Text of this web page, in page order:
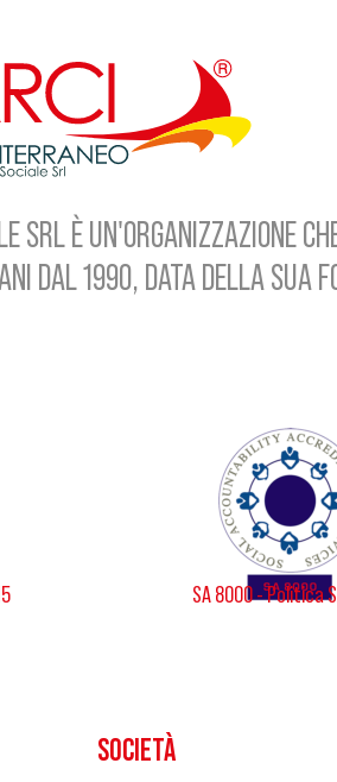
SRL È UN'ORGANIZZAZIONE
DAL 1990, DATA DELLA SUA
SA 8000 - Politica
SOCIETÀ